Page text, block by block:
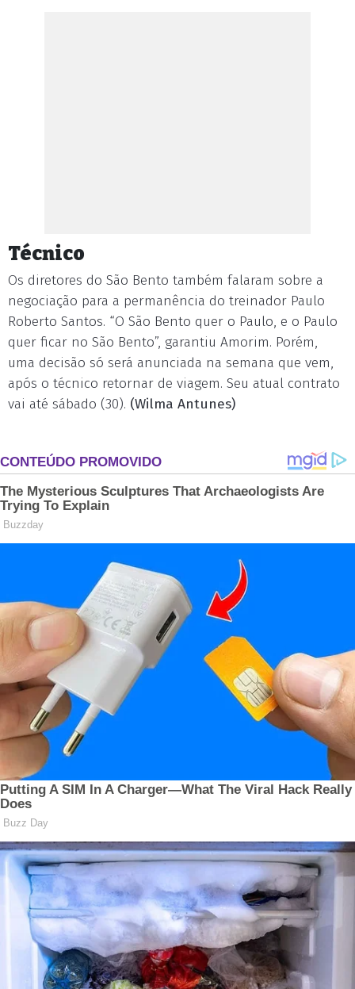
Técnico
Os diretores do São Bento também falaram sobre a
negociação para a permanência do treinador Paulo
Roberto Santos. “O São Bento quer o Paulo, e o Paulo
quer ficar no São Bento”, garantiu Amorim. Porém,
uma decisão só será anunciada na semana que vem,
após o técnico retornar de viagem. Seu atual contrato
vai até sábado (30). (Wilma Antunes)